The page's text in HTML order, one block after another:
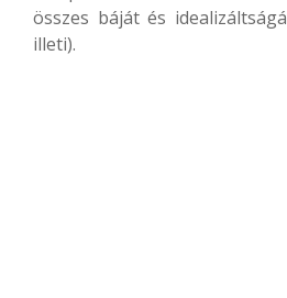
összes báját és
illeti).